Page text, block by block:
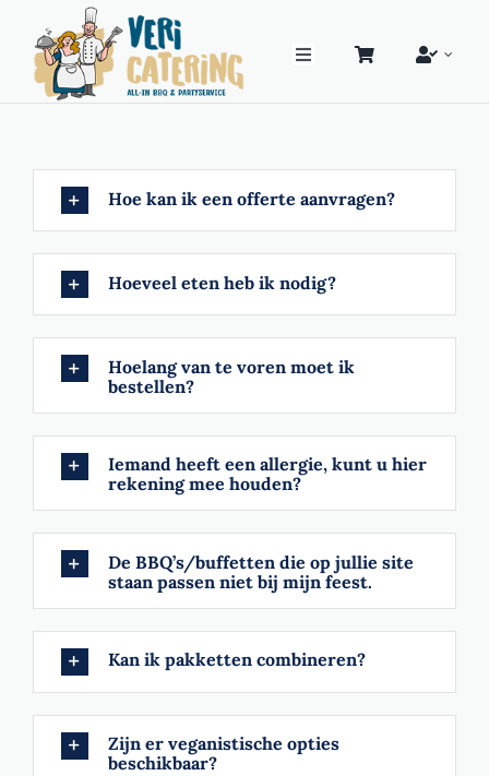
inhoud
Toggle
Home
BBQ Pakketten
PartyService
PartyVerhuur
Hoe werkt ‘t
Contact
Winkelwagen
Hoe kan ik een offerte aanvragen?
Hoeveel eten heb ik nodig?
Hoelang van te voren moet ik
bestellen?
Iemand heeft een allergie, kunt u hier
rekening mee houden?
De BBQ’s/buffetten die op jullie site
staan passen niet bij mijn feest.
Kan ik pakketten combineren?
Zijn er veganistische opties
beschikbaar?